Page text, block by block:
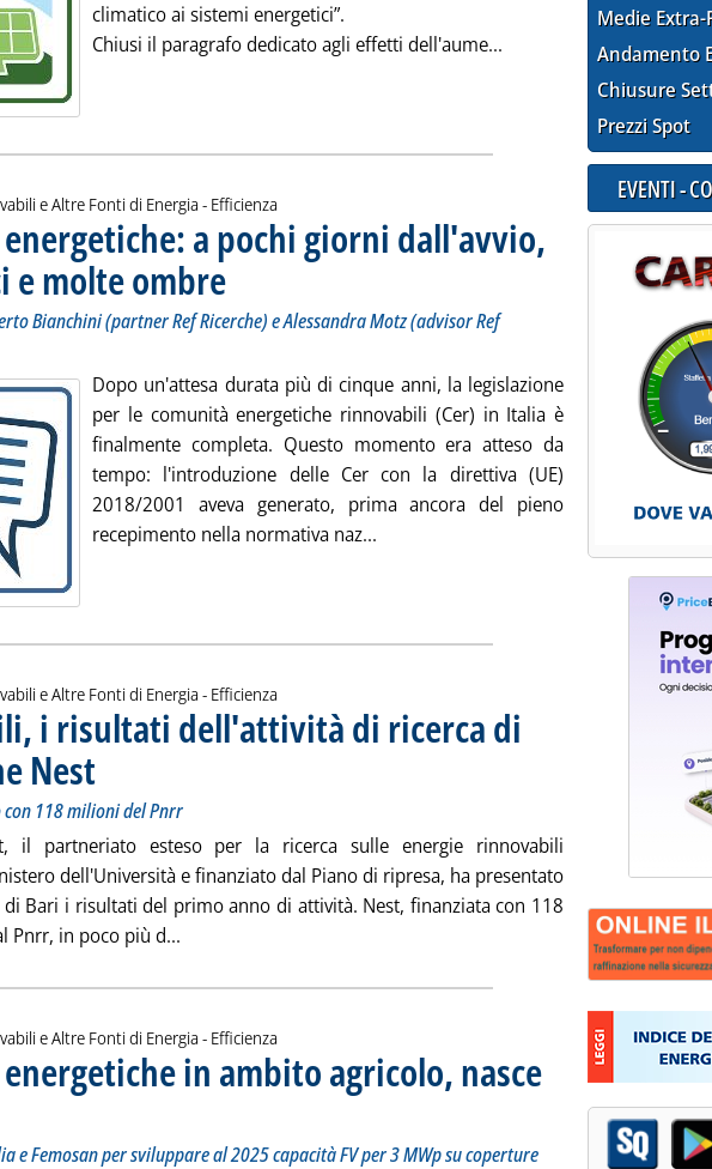
climatico ai sistemi energetici”.
Chiusi il paragrafo dedicato agli effetti dell'aume... Leggi tutta la notizia:
e Altre Fonti di Energia - Efficienza
a pochi giorni dall'avvio,
e molte ombre . Sottotitolo: L'intervento di Roberto Bianchini (partner Ref Ricerche) e Alessandra
. Pubblicata venerdì 29 marzo 2024 alle 8.57.
Bianchini (partner Ref Ricerche) e Alessandra Motz (advisor Ref
Dopo un'attesa durata più di cinque anni, la legislazione
per le comunità energetiche rinnovabili (Cer) in Italia è
finalmente completa. Questo momento era atteso da
tempo: l'introduzione delle Cer con la direttiva (UE)
2018/2001 aveva generato, prima ancora del pieno
recepimento nella normativa naz...
e Altre Fonti di Energia - Efficienza
i risultati dell'attività di ricerca di
Nest
118 milioni del Pnrr
il partneriato esteso per la ricerca sulle energie rinnovabili
dell'Università e finanziato dal Piano di ripresa, ha presentato
Bari i risultati del primo anno di attività. Nest, finanziata con 118
Pnrr, in poco più d... Leggi tutta la notizia: 'Rinnovabili, i risultati dell'attività di
e Altre Fonti di Energia - Efficienza
in ambito agricolo, nasce
JV tra Cogenera Italia e Femosan per sviluppare al 2025 capacità FV per 3 MWp su coperture nel vicentino, per poi
giovedì 28 marzo 2024 alle 14.35.
e Femosan per sviluppare al 2025 capacità FV per 3 MWp su coperture
Medie Extra-
Andamento
Chiusure
Prezzi Spot
EVENTI -